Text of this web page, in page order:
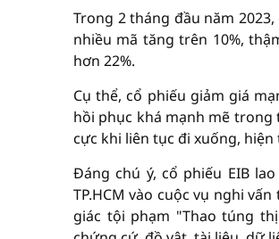
Trong 2 tháng đầu năm
nhiều mã tăng trên 10%,
hơn 22%.
Cụ thể, cổ phiếu giảm giá
hồi phục khá mạnh mẽ trong
cực khi liên tục đi xuống,
Đáng chú ý, cổ phiếu EIB
TP.HCM vào cuộc vụ nghi
giác tội phạm "Thao túng